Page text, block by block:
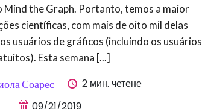
Mind the Graph. Portanto, temos a maior
científicas, com mais de oito mil delas
usuários de gráficos (incluindo os usuários
Esta semana [...]
Соарес
2 мин. четене